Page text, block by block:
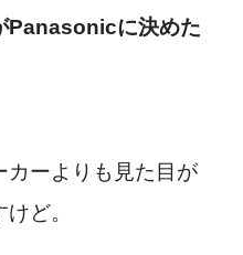
Panasonicに決めた
カーよりも見た目が
ど。